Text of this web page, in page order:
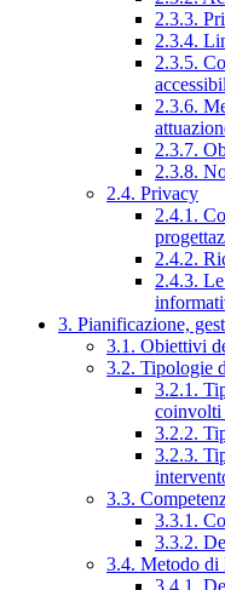
2.3.3.
2.3.4.
2.3.5.
2.3.6.
2.3.7.
2.3.8.
2.4. Privacy
2.4.1.
2.4.2.
2.4.3.
3. Pianificazione,
3.1. Obiettivi
3.2. Tipologie
3.2.1.
coinvolti
3.2.2.
3.2.3.
3.3.
3.3.1.
3.3.2.
3.4. Metodo di
3.4.1.